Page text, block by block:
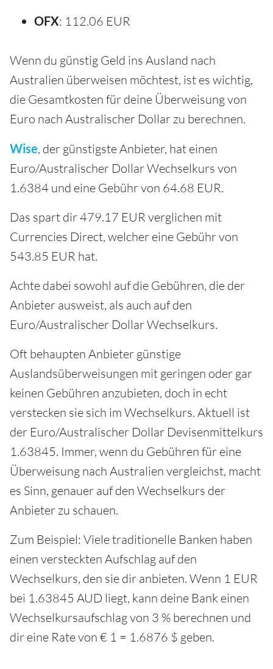
OFX: 112.06 EUR
Wenn du günstig Geld ins Ausland nach
Australien überweisen möchtest, ist es wichtig,
die Gesamtkosten für deine Überweisung von
Euro nach Australischer Dollar zu berechnen.
Wise, der günstigste Anbieter, hat einen
Euro/Australischer Dollar Wechselkurs von
1.6384 und eine Gebühr von 64.68 EUR.
Das spart dir 479.17 EUR verglichen mit
Currencies Direct, welcher eine Gebühr von
543.85 EUR hat.
Achte dabei sowohl auf die Gebühren, die der
Anbieter ausweist, als auch auf den
Euro/Australischer Dollar Wechselkurs.
Oft behaupten Anbieter günstige
Auslandsüberweisungen mit geringen oder gar
keinen Gebühren anzubieten, doch in echt
verstecken sie sich im Wechselkurs. Aktuell ist
der Euro/Australischer Dollar Devisenmittelkurs
1.63845. Immer, wenn du Gebühren für eine
Überweisung nach Australien vergleichst, macht
es Sinn, genauer auf den Wechselkurs der
Anbieter zu schauen.
Zum Beispiel: Viele traditionelle Banken haben
einen versteckten Aufschlag auf den
Wechselkurs, den sie dir anbieten. Wenn 1 EUR
bei 1.63845 AUD liegt, kann deine Bank einen
Wechselkursaufschlag von 3 % berechnen und
dir eine Rate von € 1 = 1.6876 $ geben.